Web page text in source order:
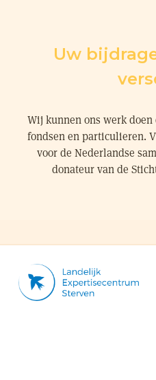
Uw
Wij kunnen ons werk
fondsen en particulieren.
voor de Nederlandse
donateur van de